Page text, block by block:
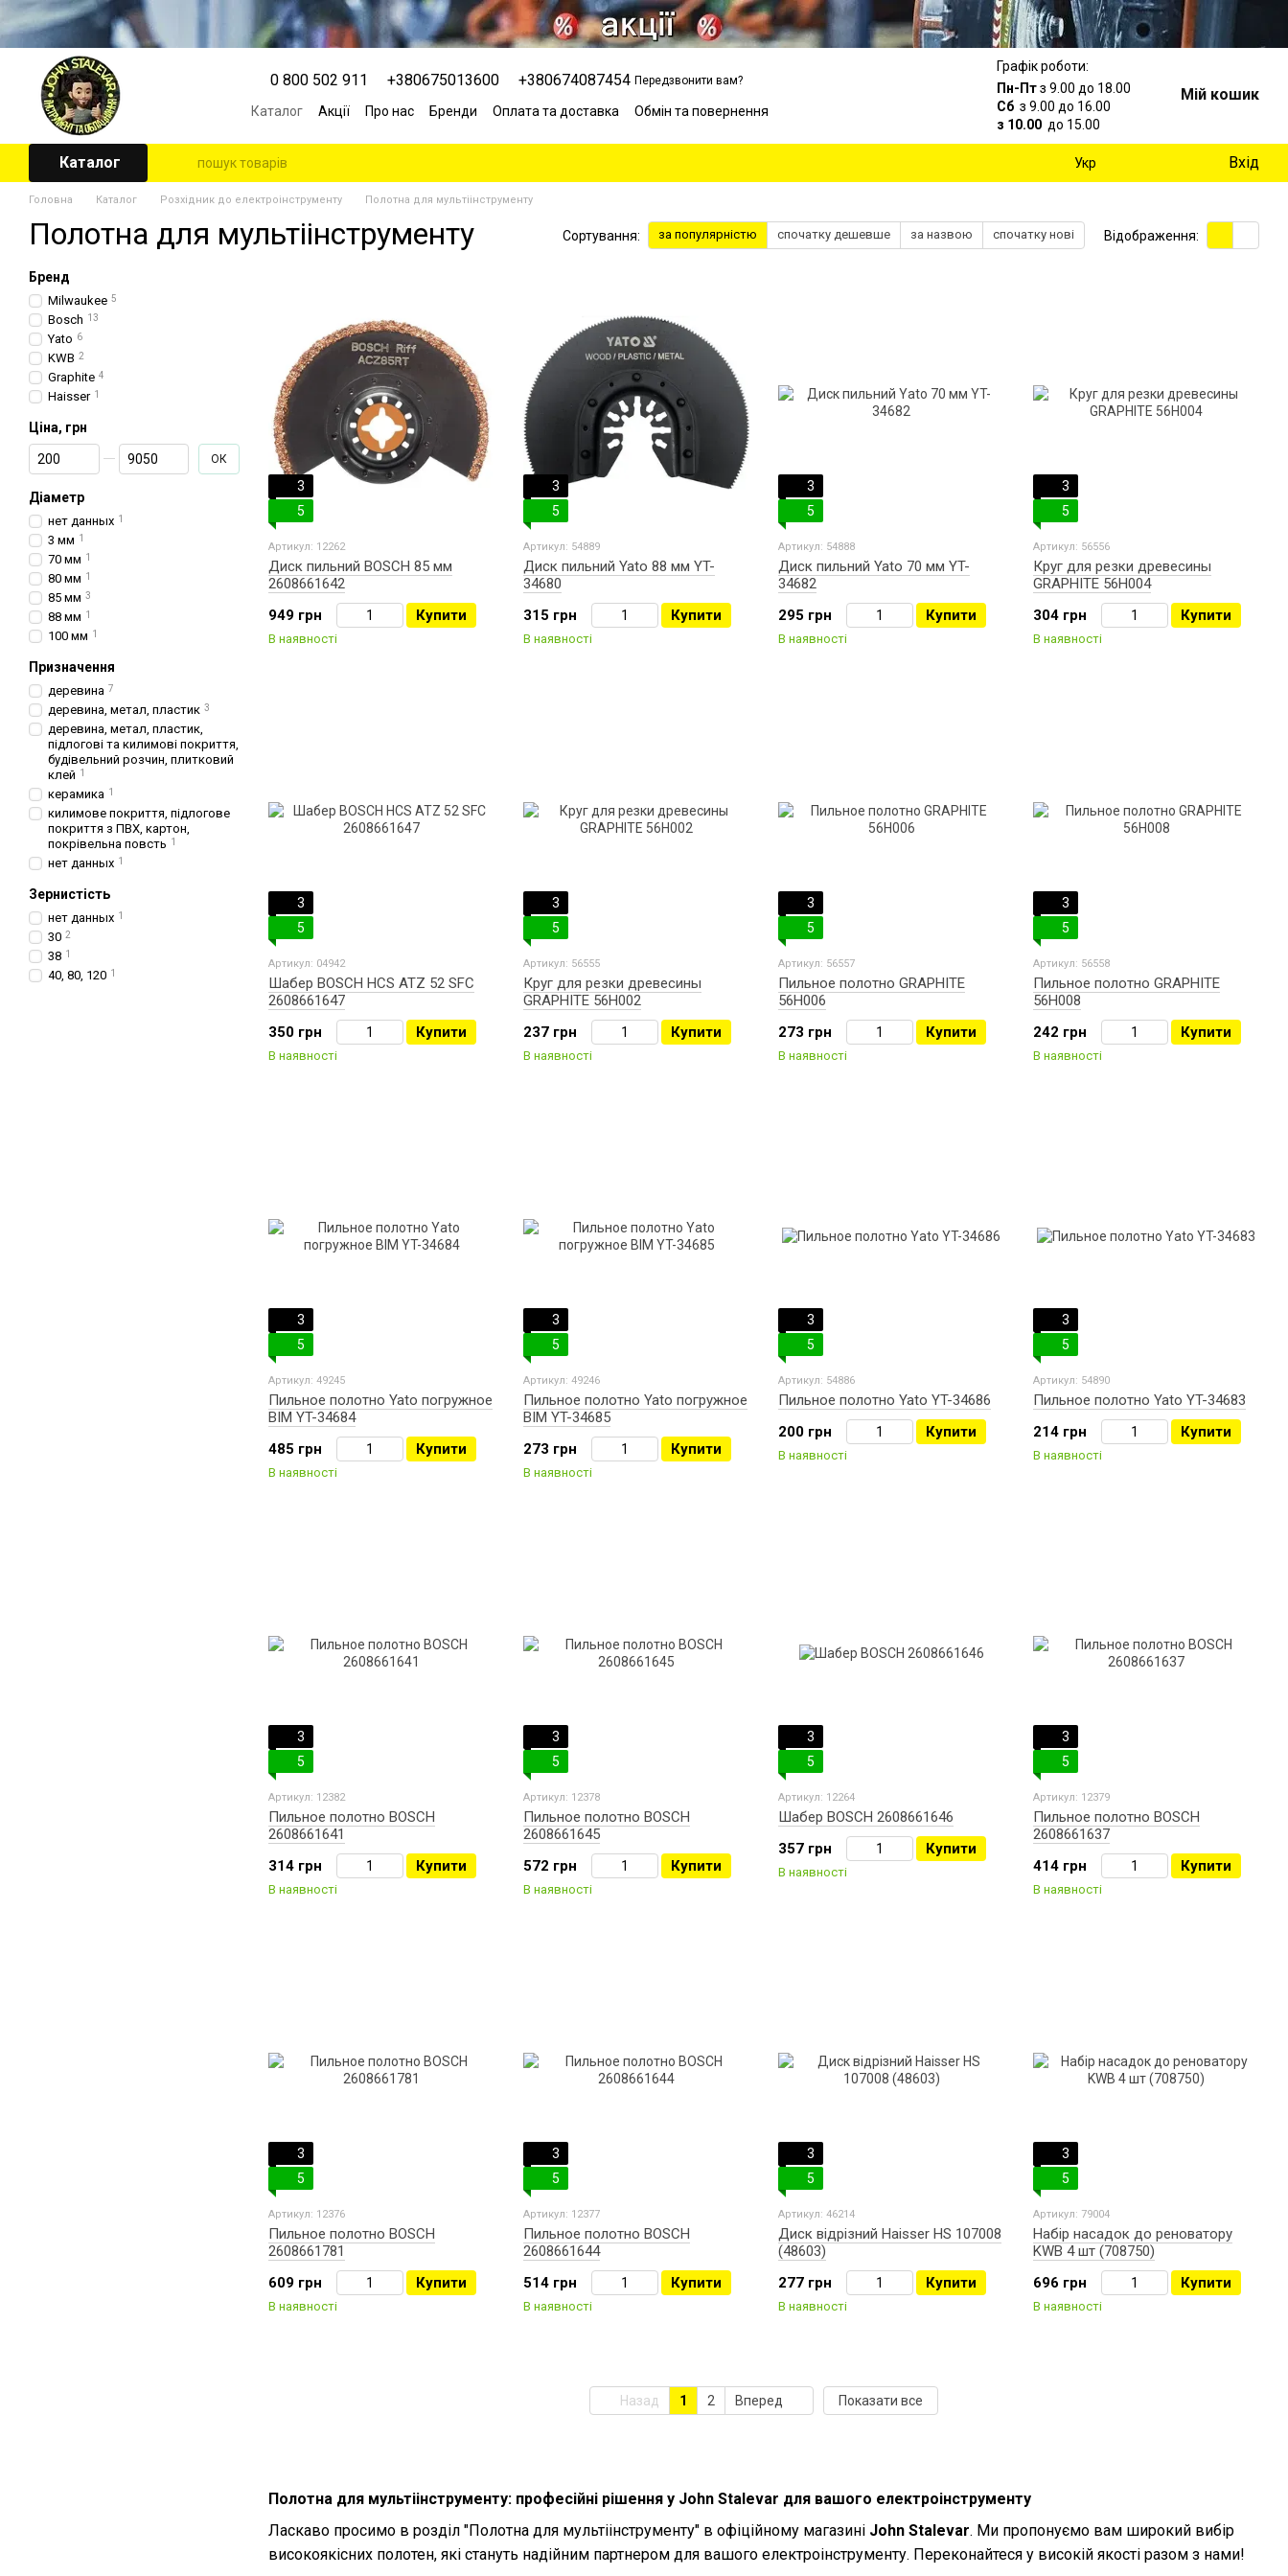
Перейти к основному контенту
0 800 502 911 +380675013600 +380674087454 Передзвонити вам?
Каталог Акції Про нас Бренди Оплата та доставка
Обмін та повернення
Графік роботи:
Пн-Птз 9.00 до 18.00
Сб з 9.00 до 16.00
з 10.00 до 15.00
Мій кошик
Каталог Укр Вхід
Головна Каталог Розхідник до електроінструменту Полотна для мультіінструменту
Полотна для мультіінструменту Сортування: за популярністю спочатку дешевше за назвою спочатку нові Відображення:
Полотна для мультіінструменту: професійні рішення у John Stalevar для вашого електроінструменту
Ласкаво просимо в розділ "Полотна для мультіінструменту" в офіційному магазині John Stalevar. Ми пропонуємо вам широкий вибір
високоякісних полотен, які стануть надійним партнером для вашого електроінструменту. Переконайтеся у високій якості разом з нами!
3
5
Артикул: 12262
Диск пильний BOSCH 85 мм
2608661642
949 грн
Купити
В наявності
3
5
Артикул: 54889
Диск пильний Yato 88 мм YT-
34680
315 грн
Купити
В наявності
3
5
Артикул: 54888
Диск пильний Yato 70 мм YT-
34682
295 грн
Купити
В наявності
3
5
Артикул: 56556
Круг для резки древесины
GRAPHITE 56H004
304 грн
Купити
В наявності
3
5
Артикул: 04942
Шабер BOSCH HCS ATZ 52 SFC
2608661647
350 грн
Купити
В наявності
3
5
Артикул: 56555
Круг для резки древесины
GRAPHITE 56H002
237 грн
Купити
В наявності
3
5
Артикул: 56557
Пильное полотно GRAPHITE
56H006
273 грн
Купити
В наявності
3
5
Артикул: 56558
Пильное полотно GRAPHITE
56H008
242 грн
Купити
В наявності
3
5
Артикул: 49245
Пильное полотно Yato погружное
BIM YT-34684
485 грн
Купити
В наявності
3
5
Артикул: 49246
Пильное полотно Yato погружное
BIM YT-34685
273 грн
Купити
В наявності
3
5
Артикул: 54886
Пильное полотно Yato YT-34686
200 грн
Купити
В наявності
3
5
Артикул: 54890
Пильное полотно Yato YT-34683
214 грн
Купити
В наявності
3
5
Артикул: 12382
Пильное полотно BOSCH
2608661641
314 грн
Купити
В наявності
3
5
Артикул: 12378
Пильное полотно BOSCH
2608661645
572 грн
Купити
В наявності
3
5
Артикул: 12264
Шабер BOSCH 2608661646
357 грн
Купити
В наявності
3
5
Артикул: 12379
Пильное полотно BOSCH
2608661637
414 грн
Купити
В наявності
3
5
Артикул: 12376
Пильное полотно BOSCH
2608661781
609 грн
Купити
В наявності
3
5
Артикул: 12377
Пильное полотно BOSCH
2608661644
514 грн
Купити
В наявності
3
5
Артикул: 46214
Диск відрізний Haisser НS 107008
(48603)
277 грн
Купити
В наявності
3
5
Артикул: 79004
Набір насадок до реноватору
KWB 4 шт (708750)
696 грн
Купити
В наявності
Назад 1 2 Вперед Показати все
Бренд
Milwaukee 5
Bosch 13
Yato 6
KWB 2
Graphite 4
Haisser 1
Ціна, грн
От Ціна, грн
До Ціна, грн ОК
Діаметр
нет данных 1
3 мм 1
70 мм 1
80 мм 1
85 мм 3
88 мм 1
100 мм 1
Призначення
деревина 7
деревина, метал, пластик 3
деревина, метал, пластик,
підлогові та килимові покриття,
будівельний розчин, плитковий
клей 1
керамика 1
килимове покриття, підлогове
покриття з ПВХ, картон,
покрівельна повсть 1
нет данных 1
Зернистість
нет данных 1
30 2
38 1
40, 80, 120 1